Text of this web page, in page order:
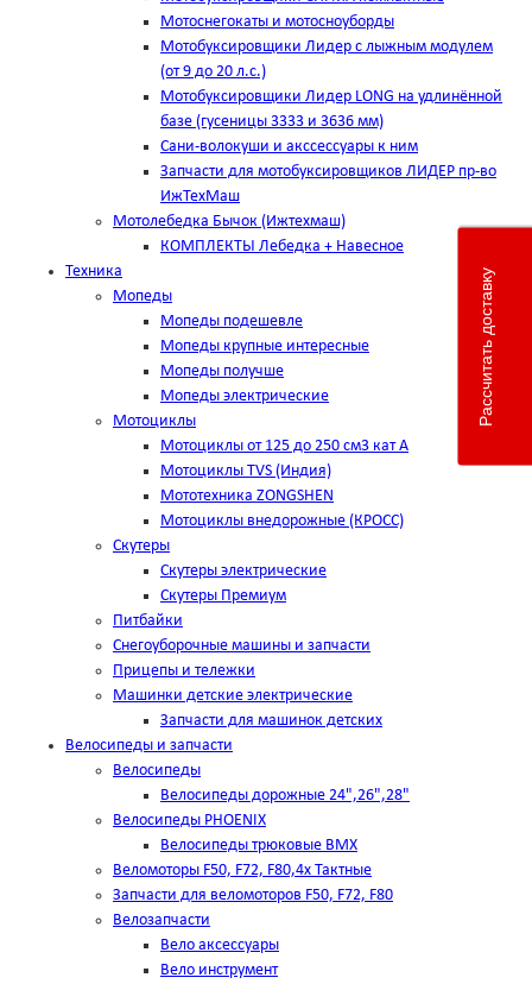
Мотоснегокаты и мотосноуборды
Мотобуксировщики Лидер с лыжным модулем
(от 9 до 20 л.с.)
Мотобуксировщики Лидер LONG на удлинённой
базе (гусеницы 3333 и 3636 мм)
Сани-волокуши и акссессуары к ним
Запчасти для мотобуксировщиков ЛИДЕР пр-во
ИжТехМаш
Мотолебедка Бычок (Ижтехмаш)
КОМПЛЕКТЫ Лебедка + Навесное
Техника
Мопеды
Мопеды подешевле
Мопеды крупные интересные
Мопеды получше
Мопеды электрические
Мотоциклы
Мотоциклы от 125 до 250 см3 кат А
Мотоциклы TVS (Индия)
Мототехника ZONGSHEN
Мотоциклы внедорожные (КРОСС)
Скутеры
Скутеры электрические
Скутеры Премиум
Питбайки
Снегоуборочные машины и запчасти
Прицепы и тележки
Машинки детские электрические
Запчасти для машинок детских
Велосипеды и запчасти
Велосипеды
Велосипеды дорожные 24",26",28"
Велосипеды PHOENIX
Велосипеды трюковые BMX
Веломоторы F50, F72, F80,4х Тактные
Запчасти для веломоторов F50, F72, F80
Велозапчасти
Вело аксессуары
Вело инструмент
Рассчитать доставку